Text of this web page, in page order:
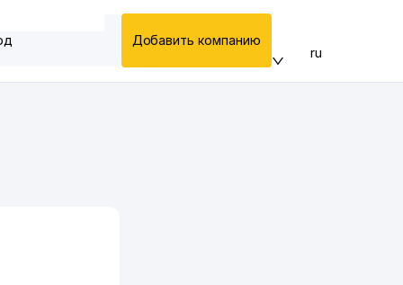
Добавить компанию
ru